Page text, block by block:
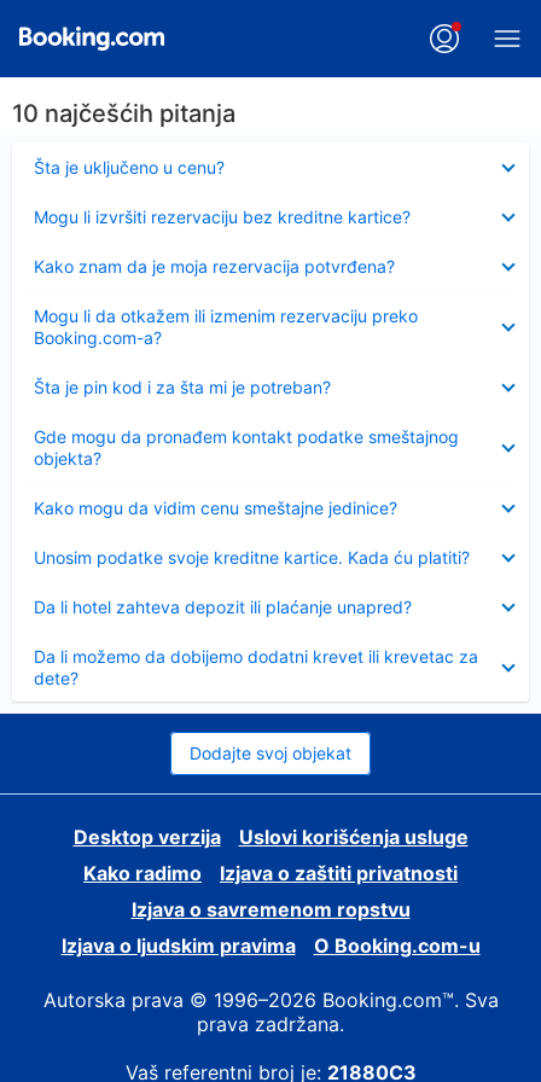
10 najčešćih pitanja
Šta je uključeno u cenu?
Sažeto
Mogu li izvršiti rezervaciju bez kreditne kartice?
Kako znam da je moja rezervacija potvrđena?
Mogu li da otkažem ili izmenim rezervaciju preko
Booking.com-a?
Šta je pin kod i za šta mi je potreban?
Sažeto
Gde mogu da pronađem kontakt podatke smeštajnog
objekta?
Kako mogu da vidim cenu smeštajne jedinice?
Unosim podatke svoje kreditne kartice. Kada ću platiti?
Da li hotel zahteva depozit ili plaćanje unapred?
Da li možemo da dobijemo dodatni krevet ili krevetac za
dete?
Dodajte svoj objekat
Desktop verzija
Uslovi korišćenja usluge
Kako radimo
Izjava o zaštiti privatnosti
Izjava o savremenom ropstvu
Izjava o ljudskim pravima
О Booking.com-u
Autorska prava © 1996–2026 Booking.com™. Sva
prava zadržana.
Vaš referentni broj je: 21880C3